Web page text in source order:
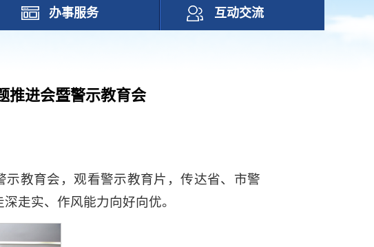
办事服务 互动交流
推进会暨警示教育会
教育会，观看警示教育片，传达省、市警
走实、作风能力向好向优。